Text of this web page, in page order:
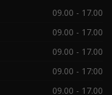
09.00 - 17.00
09.00 - 17.00
09.00 - 17.00
09.00 - 17:00
09.00 - 17.00